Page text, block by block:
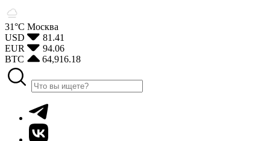
31°С Москва
USD
81.41
EUR
94.06
BTC
64,916.18